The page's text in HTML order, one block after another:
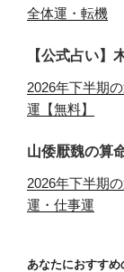
全体運・転機
【公式占い
2026年下半期
運【無料】
山倭厭魏の算
2026年下半期
運・仕事運
あなたにおすすめ